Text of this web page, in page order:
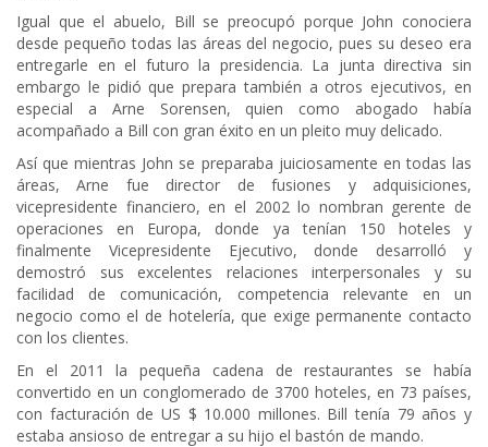
Igual que el abuelo, Bill se preocupó porque John conociera
desde pequeño todas las áreas del negocio, pues su deseo era
entregarle en el futuro la presidencia. La junta directiva sin
embargo le pidió que prepara también a otros ejecutivos, en
especial a Arne Sorensen, quien como abogado había
acompañado a Bill con gran éxito en un pleito muy delicado.
Así que mientras John se preparaba juiciosamente en todas las
áreas, Arne fue director de fusiones y adquisiciones,
vicepresidente financiero, en el 2002 lo nombran gerente de
operaciones en Europa, donde ya tenían 150 hoteles y
finalmente Vicepresidente Ejecutivo, donde desarrolló y
demostró sus excelentes relaciones interpersonales y su
facilidad de comunicación, competencia relevante en un
negocio como el de hotelería, que exige permanente contacto
con los clientes.
En el 2011 la pequeña cadena de restaurantes se había
convertido en un conglomerado de 3700 hoteles, en 73 países,
con facturación de US $ 10.000 millones. Bill tenía 79 años y
estaba ansioso de entregar a su hijo el bastón de mando.